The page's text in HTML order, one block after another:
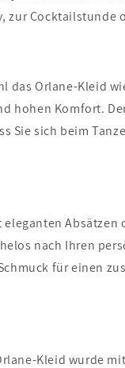
zur Cocktailstunde
das Orlane-Kleid
hohen Komfort.
Sie sich beim
eleganten Absätzen
nach Ihren
für einen
Kleid wurde